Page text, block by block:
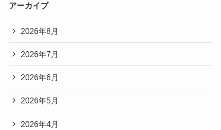
アーカイブ
2026年8月
2026年7月
2026年6月
2026年5月
2026年4月